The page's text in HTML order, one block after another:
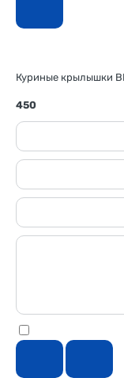
Куриные крылышки
450